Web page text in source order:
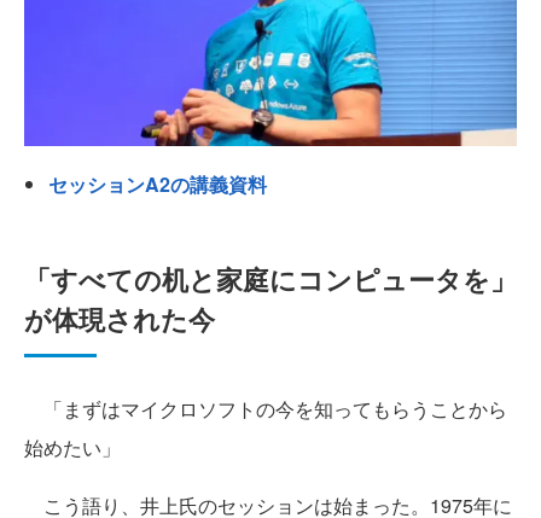
セッションA2の講義資料
「すべての机と家庭にコンピュータを」
が体現された今
「まずはマイクロソフトの今を知ってもらうことから
始めたい」
こう語り、井上氏のセッションは始まった。1975年に